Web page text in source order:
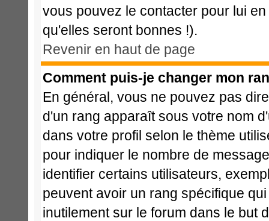
vous pouvez le contacter pour lui
qu'elles seront bonnes !).
Revenir en haut de page
Comment puis-je changer mon
En général, vous ne pouvez pas
d'un rang apparaît sous votre nom
dans votre profil selon le thème
pour indiquer le nombre de
identifier certains utilisateurs,
peuvent avoir un rang spécifique
inutilement sur le forum dans le but